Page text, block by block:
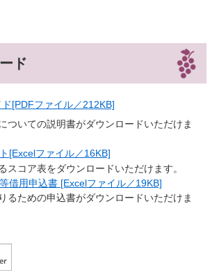
ド
ド[PDFファイル／212KB]
ついての説明書がダウンロードいただけま
[Excelファイル／16KB]
スコア表をダウンロードいただけます。
借用申込書 [Excelファイル／19KB]
るための申込書がダウンロードいただけま